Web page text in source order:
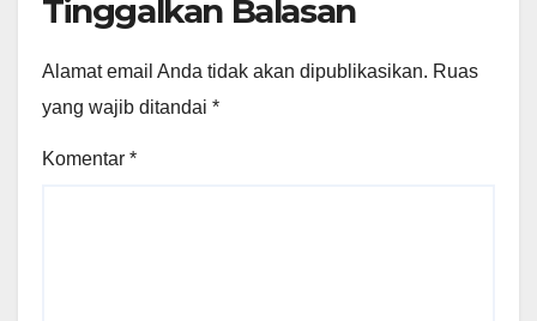
Tinggalkan Balasan
Alamat email Anda tidak akan dipublikasikan. Ruas
yang wajib ditandai *
Komentar *